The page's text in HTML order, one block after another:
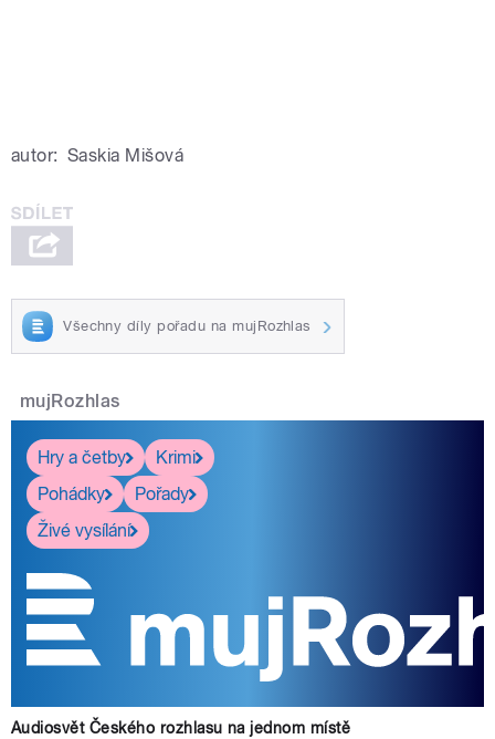
autor: Saskia Mišová
Všechny díly pořadu na mujRozhlas
mujRozhlas
Hry a četby
Krimi
Pohádky
Pořady
Živé vysílání
Audiosvět Českého rozhlasu na jednom místě